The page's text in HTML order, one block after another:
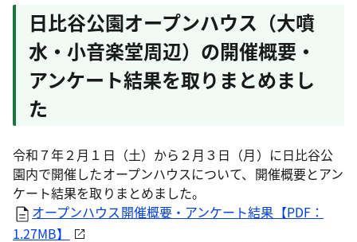
日比谷公園オープンハウス（大噴
水・小音楽堂周辺）の開催概要・
アンケート結果を取りまとめまし
た
令和７年２月１日（土）から２月３日（月）に日比谷公
園内で開催したオープンハウスについて、開催概要とアン
ケート結果を取りまとめました。
オープンハウス開催概要・アンケート結果【PDF：
1.27MB】